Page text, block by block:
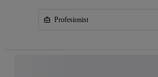
Profesionist